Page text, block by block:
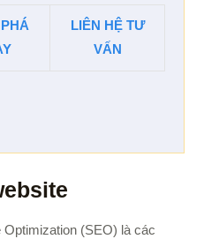
LIÊN HỆ TƯ
VẤN
Optimization (SEO) là các